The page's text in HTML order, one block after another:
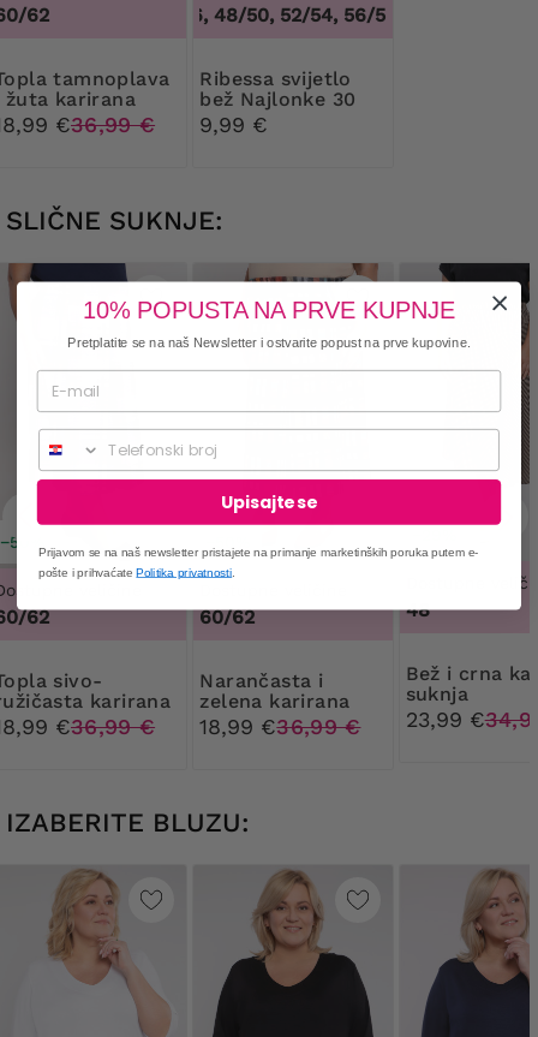
62
žuta karirana
€36,99 €
44/46, 48/50, 52/54, 56/58, 60/62
Ribessa svijetlo
bež Najlonke 30
DEN
9,99 €
SLIČNE SUKNJE:
−50%
veličine
62
karirana
€36,99 €
60/62
Narančasta i
zelena karirana
suknja
18,99 €36,99 €
Dostupne
48
Bež i crna karirana
suknja
23,99 €
IZABERITE BLUZU:
10% POPUSTA NA PRVE KUPNJE
Pretplatite se na naš Newsletter i ostvarite popust na prve kupovine.
Upisajte se
Prijavom se na naš newsletter pristajete na primanje marketinških poruka putem e-
pošte i prihvaćatePolitika privatnosti